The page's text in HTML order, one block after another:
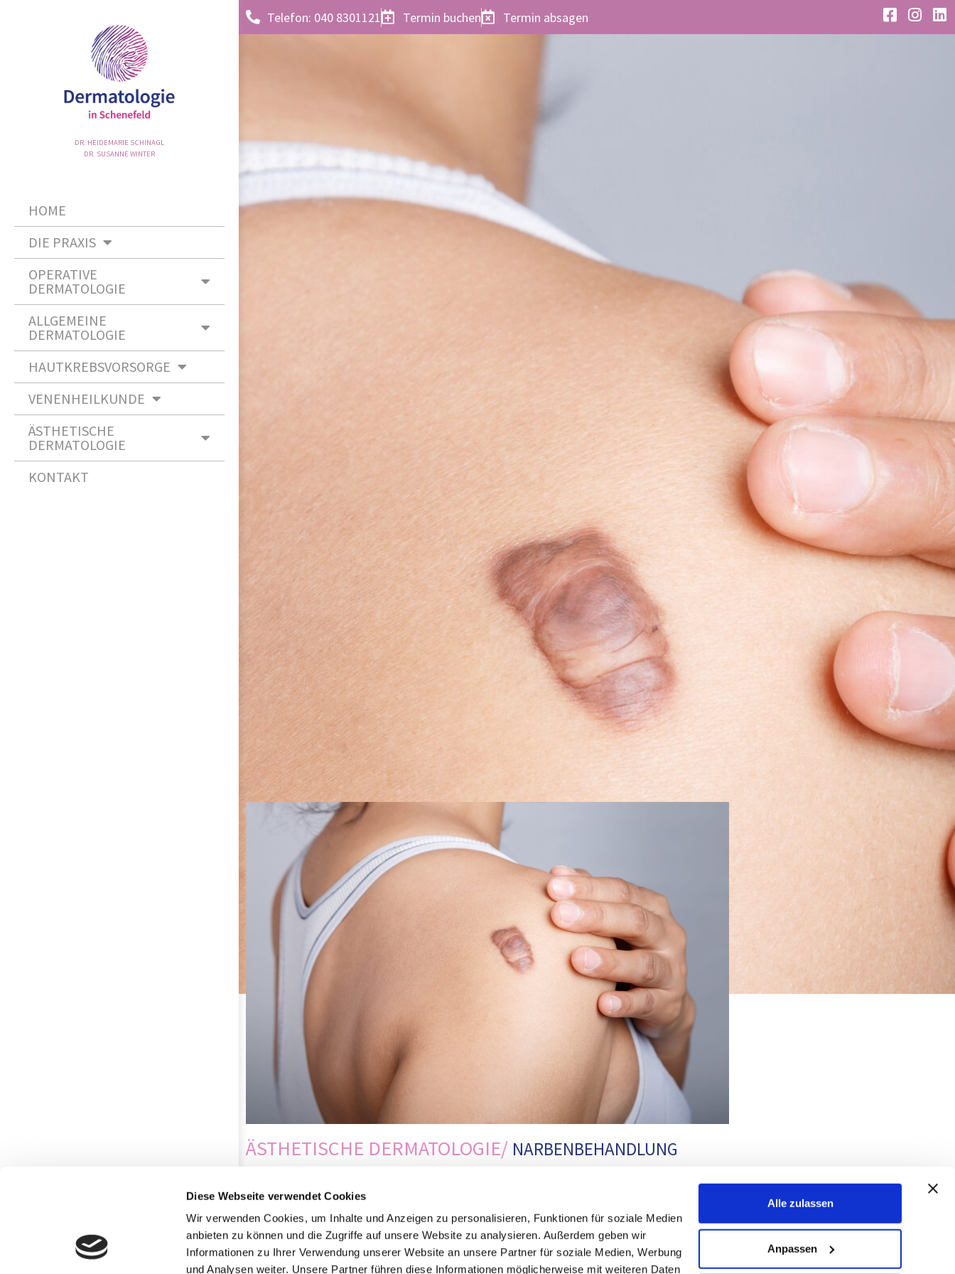
Diese Webseite verwendet Cookies
Wir verwenden Cookies, um Inhalte und Anzeigen zu personalisieren, Funktionen für soziale Medien
anbieten zu können und die Zugriffe auf unsere Website zu analysieren. Außerdem geben wir
Informationen zu Ihrer Verwendung unserer Website an unsere Partner für soziale Medien, Werbung
und Analysen weiter. Unsere Partner führen diese Informationen möglicherweise mit weiteren Daten
Alle zulassen
Anpassen
DR. HEIDEMARIE SCHINAGL
DR. SUSANNE WINTER
HOME
DIE PRAXIS
OPERATIVE
DERMATOLOGIE
ALLGEMEINE
DERMATOLOGIE
HAUTKREBSVORSORGE
VENENHEILKUNDE
ÄSTHETISCHE
DERMATOLOGIE
KONTAKT
Telefon: 040 8301121 Termin buchen Termin absagen
ÄSTHETISCHE DERMATOLOGIE/ NARBENBEHANDLUNG
Narben können viele Ursachen haben. Zum Beispiel resultieren manchmal unschöne Narben
nach einer schweren Akne in der Jugend oder nach einem Unfall sowie einer Operation. Je
nach Ausprägung sind die Narben mal wulstig oder mal kraterförmig eingezogen und
dadurch ästhetisch störend. In Einzelfällen kommt es zu einer überschießenden
Narbenbildung. Man spricht dann von einem „Keloid“.